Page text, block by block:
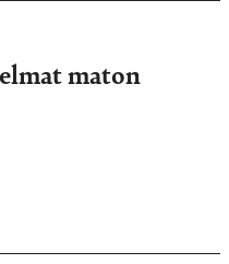
maton